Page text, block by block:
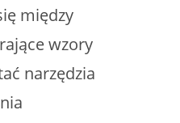
między
wzory
narzędzia